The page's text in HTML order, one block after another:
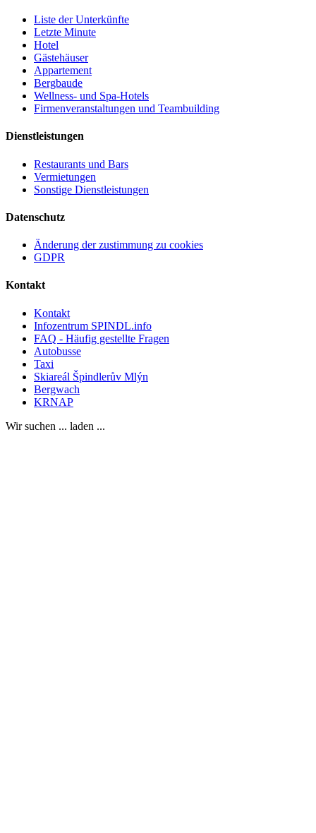
Liste der Unterkünfte
Letzte Minute
Hotel
Gästehäuser
Appartement
Bergbaude
Wellness- und Spa-Hotels
Firmenveranstaltungen und Teambuilding
Dienstleistungen
Restaurants und Bars
Vermietungen
Sonstige Dienstleistungen
Datenschutz
Änderung der zustimmung zu cookies
GDPR
Kontakt
Kontakt
Infozentrum SPINDL.info
FAQ - Häufig gestellte Fragen
Autobusse
Taxi
Skiareál Špindlerův Mlýn
Bergwach
KRNAP
Wir suchen ... laden ...